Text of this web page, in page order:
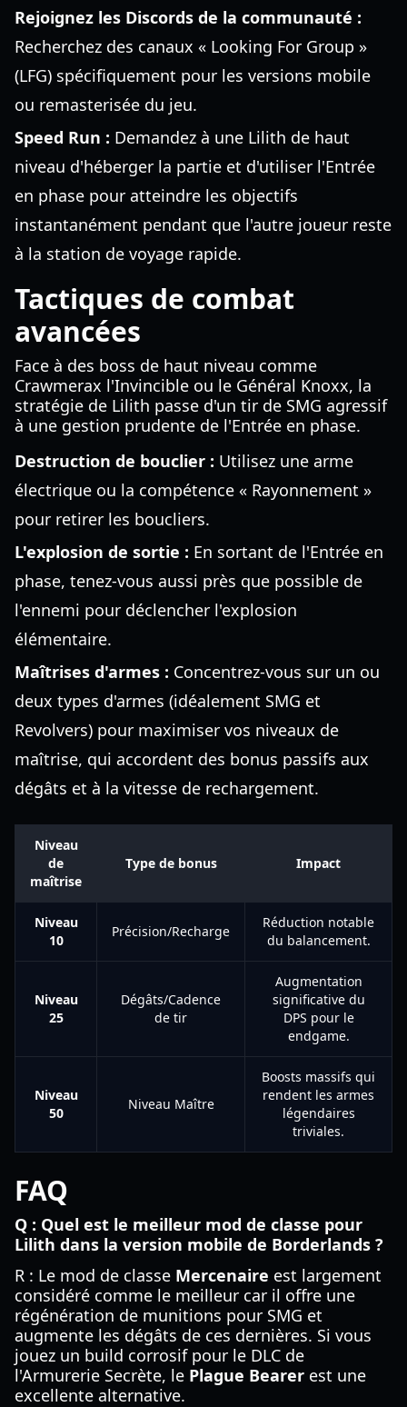
Rejoignez les Discords de la communauté :
Recherchez des canaux « Looking For Group »
(LFG) spécifiquement pour les versions mobile
ou remasterisée du jeu.
Speed Run : Demandez à une Lilith de haut
niveau d'héberger la partie et d'utiliser l'Entrée
en phase pour atteindre les objectifs
instantanément pendant que l'autre joueur reste
à la station de voyage rapide.
Tactiques de combat
avancées
Face à des boss de haut niveau comme
Crawmerax l'Invincible ou le Général Knoxx, la
stratégie de Lilith passe d'un tir de SMG agressif
à une gestion prudente de l'Entrée en phase.
Destruction de bouclier : Utilisez une arme
électrique ou la compétence « Rayonnement »
pour retirer les boucliers.
L'explosion de sortie : En sortant de l'Entrée en
phase, tenez-vous aussi près que possible de
l'ennemi pour déclencher l'explosion
élémentaire.
Maîtrises d'armes : Concentrez-vous sur un ou
deux types d'armes (idéalement SMG et
Revolvers) pour maximiser vos niveaux de
maîtrise, qui accordent des bonus passifs aux
dégâts et à la vitesse de rechargement.
Niveau
de
maîtrise
Type de bonus Impact
Niveau
10
Précision/Recharge
Réduction notable
du balancement.
Niveau
25
Dégâts/Cadence
de tir
Augmentation
significative du
DPS pour le
endgame.
Niveau
50
Niveau Maître
Boosts massifs qui
rendent les armes
légendaires
triviales.
FAQ
Q : Quel est le meilleur mod de classe pour
Lilith dans la version mobile de Borderlands ?
R : Le mod de classe Mercenaire est largement
considéré comme le meilleur car il offre une
régénération de munitions pour SMG et
augmente les dégâts de ces dernières. Si vous
jouez un build corrosif pour le DLC de
l'Armurerie Secrète, le Plague Bearer est une
excellente alternative.